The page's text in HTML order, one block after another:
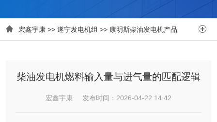
 宏鑫宇康 >> 遂宁发电机组 >> 康明斯柴油发电机产品 
柴油发电机燃料输入量与进气量的匹配逻辑
宏鑫宇康 发布时间：2026-04-22 14:42